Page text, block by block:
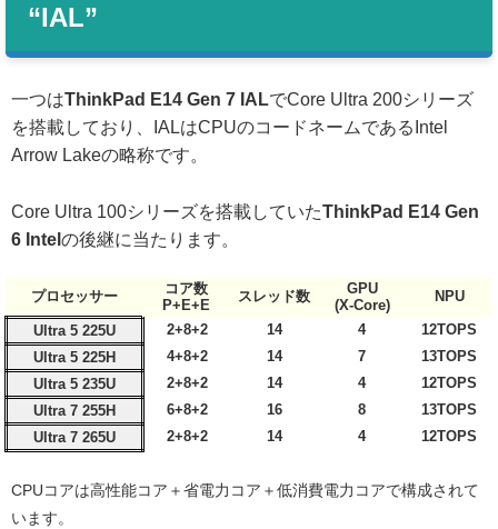
“IAL”
一つはThinkPad E14 Gen 7 IALでCore Ultra 200シリーズ
を搭載しており、IALはCPUのコードネームであるIntel
Arrow Lakeの略称です。
Core Ultra 100シリーズを搭載していたThinkPad E14 Gen
6 Intel の後継に当たります。
プロセッサー
コア数
P+E+E
スレッド数
GPU
(X-Core)
NPU
Ultra 5 225U 2+8+2 14 4
12TOPS
Ultra 5 225H
4+8+2 14 7
13TOPS
Ultra 5 235U
2+8+2 14 4
12TOPS
Ultra 7 255H
6+8+2 16 8
13TOPS
Ultra 7 265U
2+8+2 14 4 12TOPS
CPUコアは高性能コア＋省電力コア＋低消費電力コアで構成されて
います。